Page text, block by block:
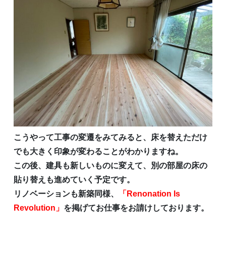
こうやって工事の変遷をみてみると、床を替えただけ
でも大きく印象が変わることがわかりますね。
この後、建具も新しいものに変えて、別の部屋の床の
貼り替えも進めていく予定です。
リノベーションも新築同様、
「Renonation Is
Revolution」 を掲げてお仕事をお請けしております。